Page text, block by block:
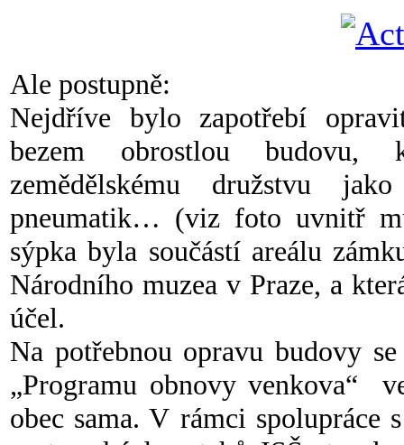
Ale postupně:
Nejdříve bylo zapotřebí
bezem obrostlou budovu,
zemědělskému družstvu
pneumatik… (viz foto uvnitř
sýpka byla součástí areálu
Národního muzea v Praze, a
účel.
Na potřebnou opravu budovy
„Programu obnovy venkova“
obec sama. V rámci